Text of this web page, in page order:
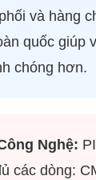
và hàng
quốc giúp
chóng hơn.
Nghệ:
các dòng: